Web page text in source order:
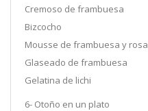
Cremoso de frambuesa
Bizcocho
Mousse de frambuesa y rosa
Glaseado de frambuesa
Gelatina de lichi
6- Otoño en un plato